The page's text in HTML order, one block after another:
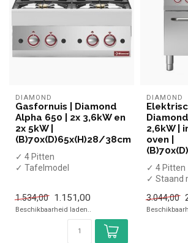
DIAMOND
Gasfornuis | Diamond
Alpha 650 | 2x 3,6kW en
2x 5kW |
(B)70x(D)65x(H)28/38cm
✓ 4 Pitten
✓ Tafelmodel
1.534,00
1.151,00
Beschikbaarheid laden..
DIAMOND
2,6kW |
oven |
✓ 4 Pitten
✓ Staand
✓ 400 Volt
3.044,00